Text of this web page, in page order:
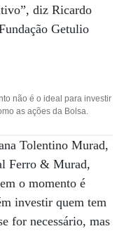
diz Ricardo
Getulio
não é o ideal para investir
as ações da Bolsa.
Tolentino Murad,
Ferro & Murad,
o momento é
investir quem tem
for necessário, mas